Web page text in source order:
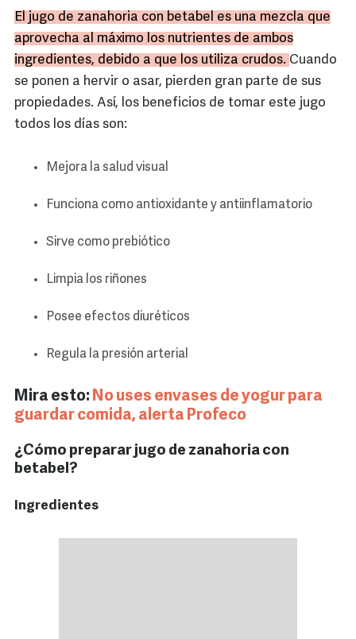
El jugo de zanahoria con betabel es una mezcla que
aprovecha al máximo los nutrientes de ambos
ingredientes, debido a que los utiliza crudos. Cuando
se ponen a hervir o asar, pierden gran parte de sus
propiedades. Así, los beneficios de tomar este jugo
todos los días son:
Mejora la salud visual
Funciona como antioxidante y antiinflamatorio
Sirve como prebiótico
Limpia los riñones
Posee efectos diuréticos
Regula la presión arterial
Mira esto: No uses envases de yogur para
guardar comida, alerta Profeco
¿Cómo preparar jugo de zanahoria con
betabel?
Ingredientes